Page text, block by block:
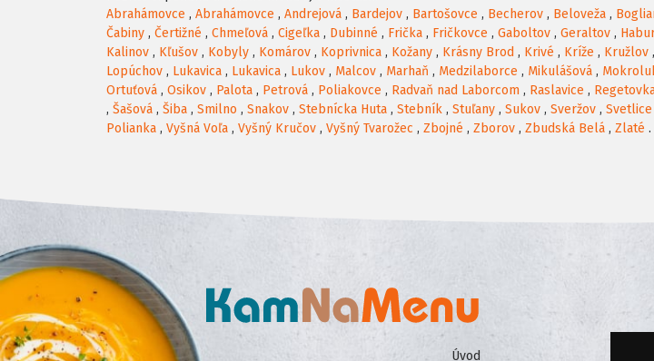
Abrahámovce , Abrahámovce , Andrejová , Bardejov , Bartošovce , Becherov , Beloveža ,
Čabiny , Čertižné , Chmeľová , Cigeľka , Dubinné , Frička , Fričkovce , Gaboltov , Geraltov ,
Kalinov , Kľušov , Kobyly , Komárov , Koprivnica , Kožany , Krásny Brod , Krivé , Kríže , Kružlov ,
Lopúchov , Lukavica , Lukavica , Lukov , Malcov , Marhaň , Medzilaborce , Mikulášová ,
Ortuťová , Osikov , Palota , Petrová , Poliakovce , Radvaň nad Laborcom , Raslavice ,
, Šašová , Šiba , Smilno , Snakov , Stebnícka Huta , Stebník , Stuľany , Sukov , Sveržov , Svetlice
Polianka , Vyšná Voľa , Vyšný Kručov , Vyšný Tvarožec , Zbojné , Zborov , Zbudská Belá , Zlaté .
Úvod